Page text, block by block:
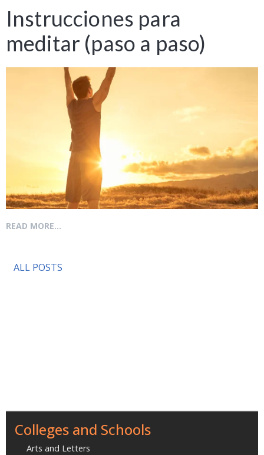
Instrucciones para
meditar (paso a paso)
READ MORE...
ALL POSTS
Colleges and Schools
Arts and Letters